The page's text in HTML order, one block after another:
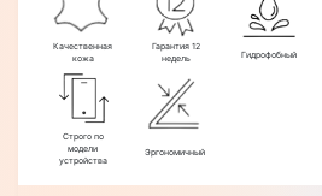
Качественная
кожа
Гарантия 12
недель
Гидрофобный
Строго по
модели
устройства
Эргономичный